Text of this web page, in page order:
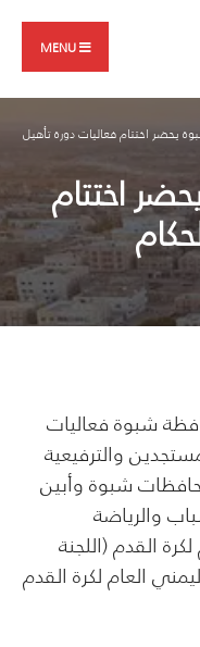
MENU
يحضر اختتام فعاليات دورة تأهيل
اختتام
شبوة فعاليات
والترفيعية
شاباً من محافظات شبوة وأبين
والرياضة
القدم (اللجنة
العام لكرة القدم